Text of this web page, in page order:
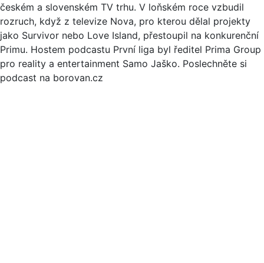
českém a slovenském TV trhu. V loňském roce vzbudil
rozruch, když z televize Nova, pro kterou dělal projekty
jako Survivor nebo Love Island, přestoupil na konkurenční
Primu. Hostem podcastu První liga byl ředitel Prima Group
pro reality a entertainment Samo Jaško. Poslechněte si
podcast na borovan.cz